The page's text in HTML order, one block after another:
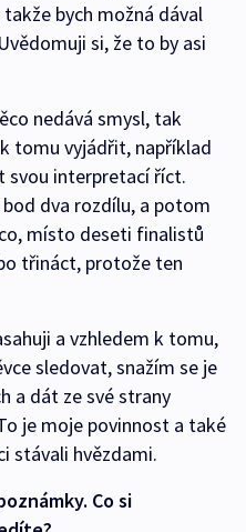
bych možná dával
si, že to by asi
nedává smysl, tak
tomu vyjádřit, například
svou interpretací říct.
dva rozdílu, a potom
místo deseti finalistů
třináct, protože ten
a vzhledem k tomu,
sledovat, snažím se je
a dát ze své strany
je moje povinnost a také
stávali hvězdami.
Co si